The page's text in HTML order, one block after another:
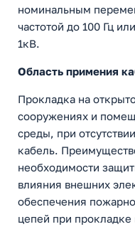
номинальным
частотой до 100 Гц
1кВ.
Область примения
Прокладка на
сооружениях и
среды, при
кабель.
необходимости
влияния внешних
обеспечения
цепей при прокладке